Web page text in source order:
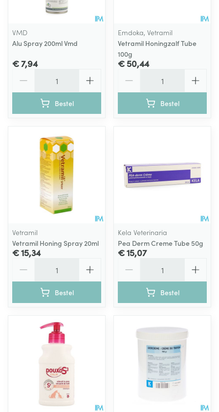
VMD
Alu Spray 200ml Vmd
€ 7,94
Bestel
Emdoka, Vetramil
Vetramil Honingzalf Tube
100g
€ 50,44
Bestel
Vetramil
Vetramil Honing Spray 20ml
€ 15,34
Bestel
Kela Veterinaria
Pea Derm Creme Tube 50g
€ 15,07
Bestel